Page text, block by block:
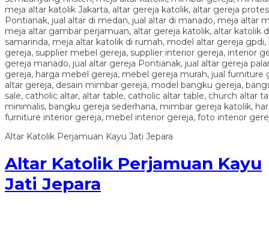
Altar Katolik Perjamuan Kayu Jati Jepara
Altar Katolik Perjamuan Kayu
Jati Jepara